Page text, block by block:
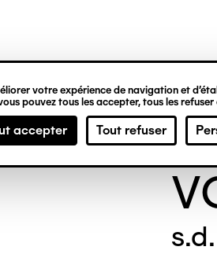
votre expérience de navigation et
pouvez tous les accepter, tous les
accepter Tout refuser
s.d.